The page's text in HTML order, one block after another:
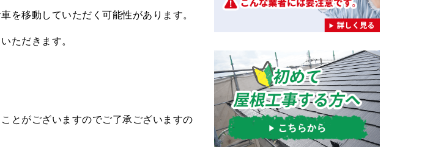
移動していただく可能性があります。
ただきます。
とがございますのでご了承ございますの